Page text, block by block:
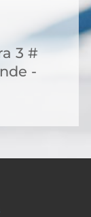
3 #
-